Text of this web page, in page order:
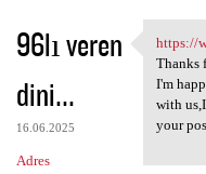
K
o
m
e
n
96lı veren
dini...
16.06.2025
Adres
https://
https://
Thanks
I'm
with
your